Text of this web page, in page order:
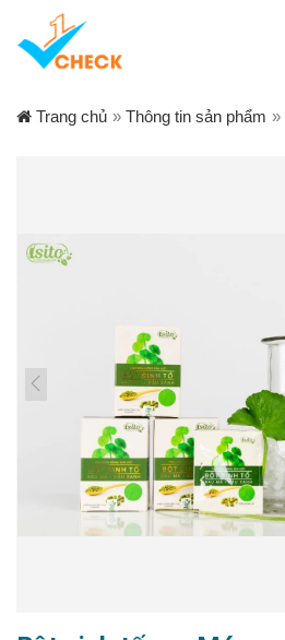
Trang chủ » Thông tin sản phẩm »